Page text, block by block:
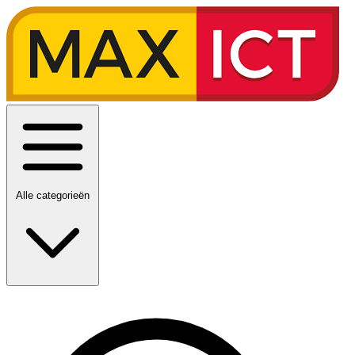
Alle categorieën